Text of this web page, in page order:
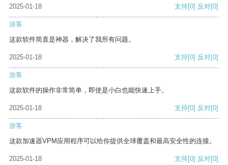
2025-01-18
支持[0] 反对[0]
游客
这款软件简直是神器，解决了我所有问题。
2025-01-18 支持[0] 反对[0]
游客
这款软件的操作非常简单，即使是小白也能快速上手。
2025-01-18 支持[0] 反对[0]
游客
这款加速器VPM应用程序可以给你提供全球覆盖和最高安全性的连接。
2025-01-18 支持[0] 反对[0]